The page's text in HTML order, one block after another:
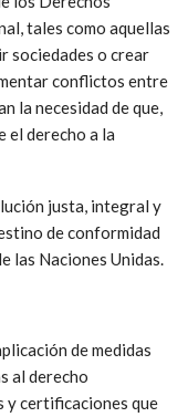
tales como aquellas
sociedades o crear
conflictos entre
la necesidad de que,
el derecho a la
justa, integral y
de conformidad
las Naciones Unidas.
de medidas
al derecho
y certificaciones que